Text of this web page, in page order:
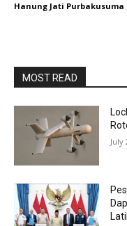
Hanung Jati Purbakusuma
MOST READ
July